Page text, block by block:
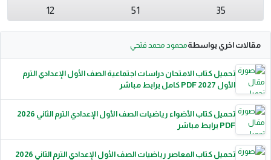
35
51
12
مقالات اخري بواسطةمحمود محمد فتحي
تحميل كتاب الامتحان دراسات اجتماعية الصف الأول الإعدادي الترم
الأول 2027 PDF كامل برابط مباشر
تحميل كتاب الأضواء رياضيات الصف الأول الإعدادي الترم الثاني 2026
PDF برابط مباشر
تحميل كتاب المعاصر رياضيات الصف الأول الإعدادي الترم الثاني 2026